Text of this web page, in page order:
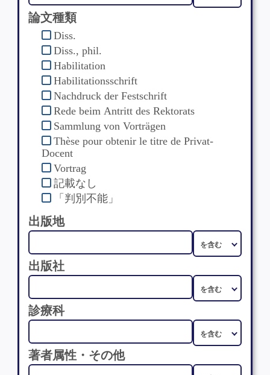
論文種類
Diss.
Diss., phil.
Habilitation
Habilitationsschrift
Nachdruck der Festschrift
Rede beim Antritt des Rektorats
Sammlung von Vorträgen
Thèse pour obtenir le titre de Privat-
Docent
Vortrag
記載なし
「判別不能」
出版地
出版社
診療科
著者属性・その他